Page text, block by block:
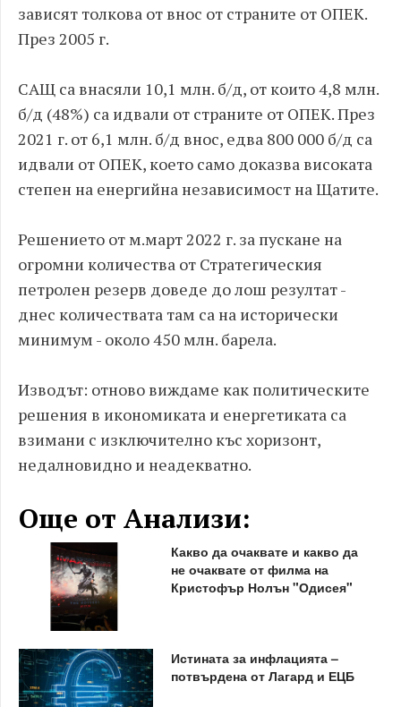
зависят толкова от внос от страните от ОПЕК.
През 2005 г.
САЩ са внасяли 10,1 млн. б/д, от които 4,8 млн.
б/д (48%) са идвали от страните от ОПЕК. През
2021 г. от 6,1 млн. б/д внос, едва 800 000 б/д са
идвали от ОПЕК, което само доказва високата
степен на енергийна независимост на Щатите.
Решението от м.март 2022 г. за пускане на
огромни количества от Стратегическия
петролен резерв доведе до лош резултат -
днес количествата там са на исторически
минимум - около 450 млн. барела.
Изводът: отново виждаме как политическите
решения в икономиката и енергетиката са
взимани с изключително къс хоризонт,
недалновидно и неадекватно.
Още от Анализи:
Какво да очаквате и какво да
не очаквате от филма на
Кристофър Нолън "Одисея"
Истината за инфлацията –
потвърдена от Лагард и ЕЦБ